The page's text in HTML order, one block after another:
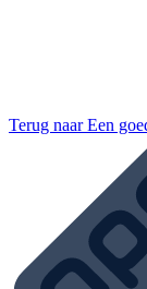
Terug naarEen